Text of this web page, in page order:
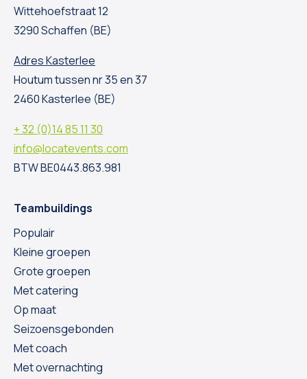
Wittehoefstraat 12
3290 Schaffen (BE)
Adres Kasterlee
Houtum tussen nr 35 en 37
2460 Kasterlee (BE)
+ 32 (0)14 85 11 30
info@locatevents.com
BTW BE0443.863.981
Teambuildings
Populair
Kleine groepen
Grote groepen
Met catering
Op maat
Seizoensgebonden
Met coach
Met overnachting